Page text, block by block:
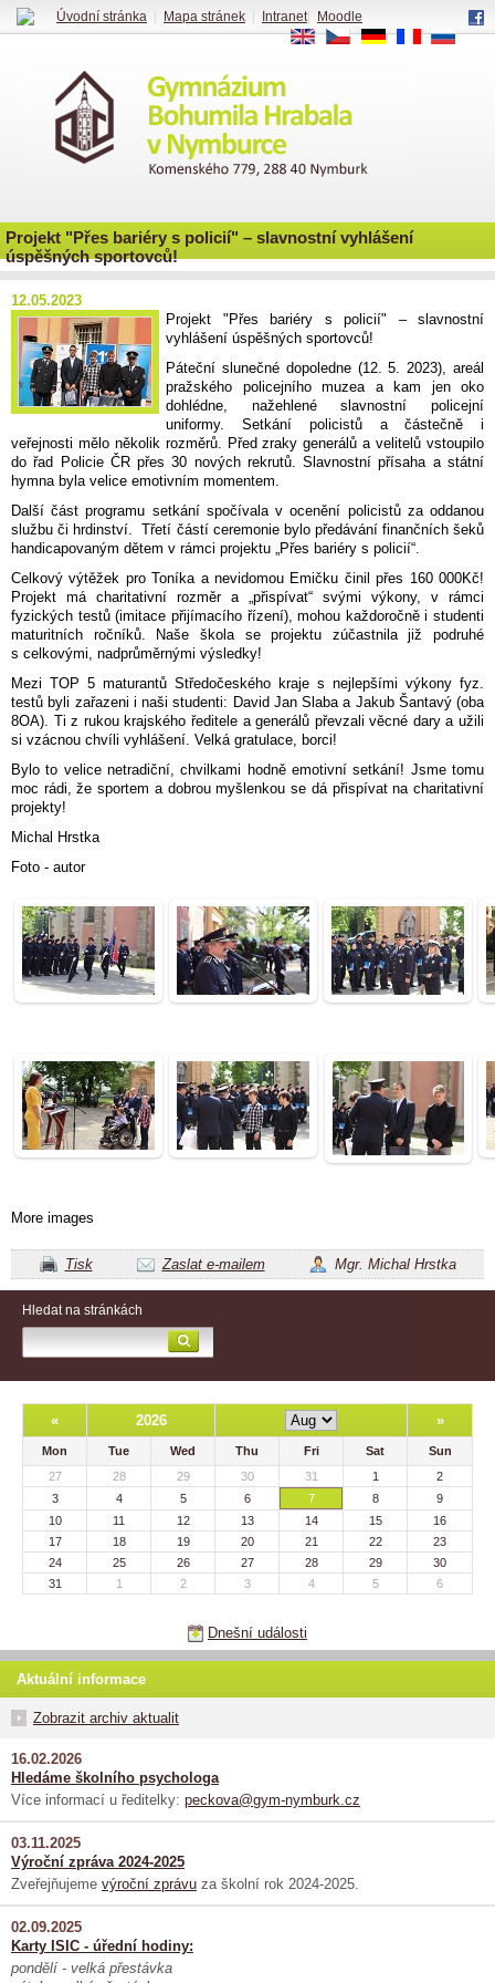
Projekt "Přes bariéry s policií" – slavnostní vyhlášení
úspěšných sportovců!
12.05.2023
Projekt "Přes bariéry s policií" – slavnostní
vyhlášení úspěšných sportovců!
Páteční slunečné dopoledne (12. 5. 2023), areál
pražského policejního muzea a kam jen oko
dohlédne, nažehlené slavnostní policejní
uniformy. Setkání policistů a částečně i
veřejnosti mělo několik rozměrů. Před zraky generálů a velitelů vstoupilo
do řad Policie ČR přes 30 nových rekrutů. Slavnostní přísaha a státní
hymna byla velice emotivním momentem.
Další část programu setkání spočívala v ocenění policistů za oddanou
službu či hrdinství. Třetí částí ceremonie bylo předávání finančních šeků
handicapovaným dětem v rámci projektu „Přes bariéry s policií“.
Celkový výtěžek pro Toníka a nevidomou Emičku činil přes 160 000Kč!
Projekt má charitativní rozměr a „přispívat“ svými výkony, v rámci
fyzických testů (imitace přijímacího řízení), mohou každoročně i studenti
maturitních ročníků. Naše škola se projektu zúčastnila již podruhé
s celkovými, nadprůměrnými výsledky!
Mezi TOP 5 maturantů Středočeského kraje s nejlepšími výkony fyz.
testů byli zařazeni i naši studenti: David Jan Slaba a Jakub Šantavý (oba
8OA). Ti z rukou krajského ředitele a generálů převzali věcné dary a užili
si vzácnou chvíli vyhlášení. Velká gratulace, borci!
Bylo to velice netradiční, chvilkami hodně emotivní setkání! Jsme tomu
moc rádi, že sportem a dobrou myšlenkou se dá přispívat na charitativní
projekty!
Michal Hrstka
Foto - autor
More images
Tisk Zaslat e-mailem Mgr. Michal Hrstka
Hledat na stránkách
« 2026 »
Mon Tue Wed Thu Fri Sat
Sun
27
28 29 30 31 1
2
3
4 5 6 7 8
9
10
11 12 13 14 15
16
17
18 19 20 21 22
23
24
25 26 27 28 29
30
31
1 2 3 4 5 6
Dnešní události
Aktuální informace
Zobrazit archiv aktualit
16.02.2026
Hledáme školního psychologa
Více informací u ředitelky: peckova@gym-nymburk.cz
03.11.2025
Výroční zpráva 2024-2025
Zveřejňujeme výroční zprávu za školní rok 2024-2025.
02.09.2025
Karty ISIC - úřední hodiny:
pondělí - velká přestávka
Úvodní stránka Mapa stránek Intranet|
Moodle
EN
CS DE FR RU